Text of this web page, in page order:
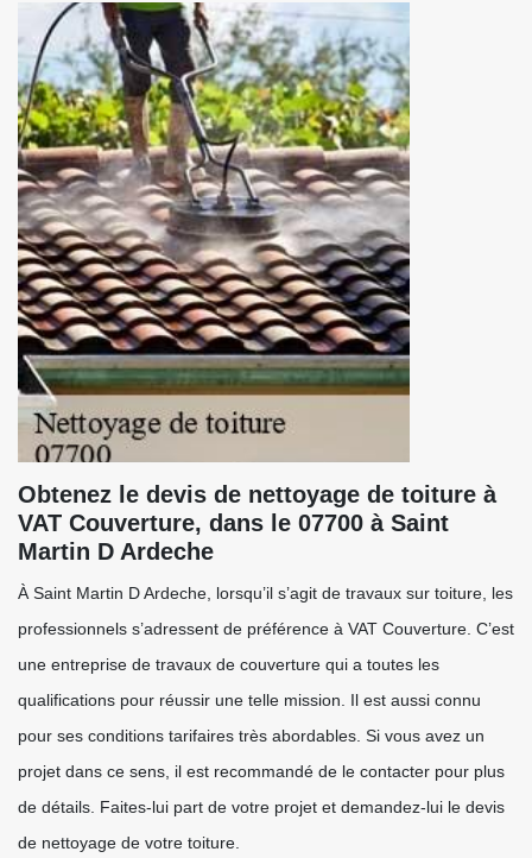
Obtenez le devis de nettoyage de toiture à
VAT Couverture, dans le 07700 à Saint
Martin D Ardeche
À Saint Martin D Ardeche, lorsqu’il s’agit de travaux sur toiture, les
professionnels s’adressent de préférence à VAT Couverture. C’est
une entreprise de travaux de couverture qui a toutes les
qualifications pour réussir une telle mission. Il est aussi connu
pour ses conditions tarifaires très abordables. Si vous avez un
projet dans ce sens, il est recommandé de le contacter pour plus
de détails. Faites-lui part de votre projet et demandez-lui le devis
de nettoyage de votre toiture.